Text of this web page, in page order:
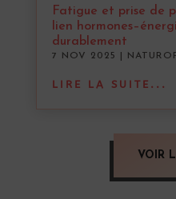
Fatigue et prise de
lien
durablement
7 NOV 2025
LIRE LA SUITE...
VOIR